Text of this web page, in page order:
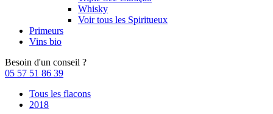
Whisky
Voir tous les Spiritueux
Primeurs
Vins bio
Besoin d'un conseil ?
05 57 51 86 39
Tous les flacons
2018